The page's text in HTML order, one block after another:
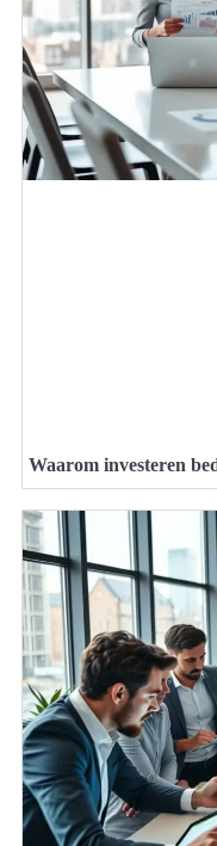
Waarom investeren